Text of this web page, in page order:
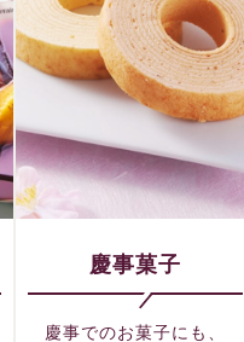
慶事菓子
慶事でのお菓子にも、